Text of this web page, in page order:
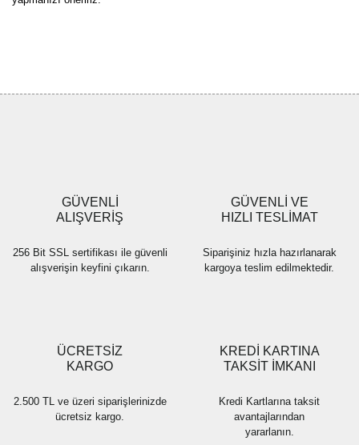
Ürün fiyatı diğer sitelerden daha pahalı.
Bu ürüne benzer farklı alternatifler olmalı.
GÜVENLİ
ALIŞVERİŞ
256 Bit SSL sertifikası ile güvenli
alışverişin keyfini çıkarın.
GÜVENLİ VE
HIZLI TESLİMAT
Siparişiniz hızla hazırlanarak
kargoya teslim edilmektedir.
ÜCRETSİZ
KARGO
2.500 TL ve üzeri siparişlerinizde
ücretsiz kargo.
KREDİ KARTINA
TAKSİT İMKANI
Kredi Kartlarına taksit
avantajlarından
yararlanın.